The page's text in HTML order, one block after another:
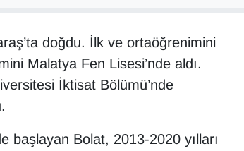
doğdu. İlk ve ortaöğrenimini
Malatya Fen Lisesi’nde aldı.
İktisat Bölümü’nde
başlayan Bolat, 2013-2020 yılları